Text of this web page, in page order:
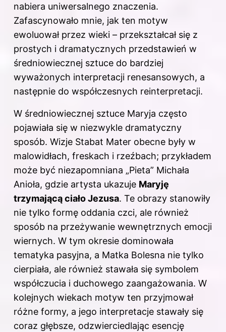
nabiera uniwersalnego znaczenia.
Zafascynowało mnie, jak ten motyw
ewoluował przez wieki – przekształcał się z
prostych i dramatycznych przedstawień w
średniowiecznej sztuce do bardziej
wyważonych interpretacji renesansowych, a
następnie do współczesnych reinterpretacji.
W średniowiecznej sztuce Maryja często
pojawiała się w niezwykle dramatyczny
sposób. Wizje Stabat Mater obecne były w
malowidłach, freskach i rzeźbach; przykładem
może być niezapomniana „Pieta” Michała
Anioła, gdzie artysta ukazuje Maryję
trzymającą ciało Jezusa. Te obrazy stanowiły
nie tylko formę oddania czci, ale również
sposób na przeżywanie wewnętrznych emocji
wiernych. W tym okresie dominowała
tematyka pasyjna, a Matka Bolesna nie tylko
cierpiała, ale również stawała się symbolem
współczucia i duchowego zaangażowania. W
kolejnych wiekach motyw ten przyjmował
różne formy, a jego interpretacje stawały się
coraz głębsze, odzwierciedlając esencję